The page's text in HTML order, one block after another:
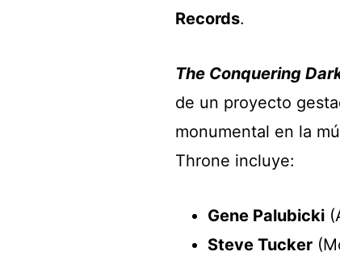
Records.
The Conquering
de un proyecto
monumental en la
Throne incluye:
Gene Palubicki
Steve Tucker